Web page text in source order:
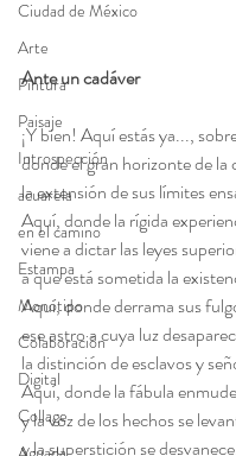
Ciudad de México
Arte
Pintura
Paisaje
Introspección
acuarela
en el camino
Estampa
Monotipo
Colaboración
Digital
Collage
Ante un cadáver
¡Y bien! Aquí estás ya...,
donde el gran horizonte de la
la extensión de sus límites
Aquí, donde la rígida
viene a dictar las leyes
a que está sometida la
Aquí, donde derrama sus
ese astro a cuya luz
la distinción de esclavos y
Aquí, donde la fábula
y la voz de los hechos se
y la superstición se